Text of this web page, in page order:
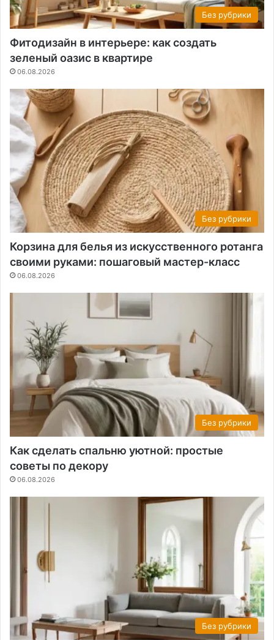
Без рубрики
Фитодизайн в интерьере: как создать
зеленый оазис в квартире
06.08.2026
Без рубрики
Корзина для белья из искусственного ротанга
своими руками: пошаговый мастер-класс
06.08.2026
Без рубрики
Как сделать спальню уютной: простые
советы по декору
06.08.2026
Без рубрики